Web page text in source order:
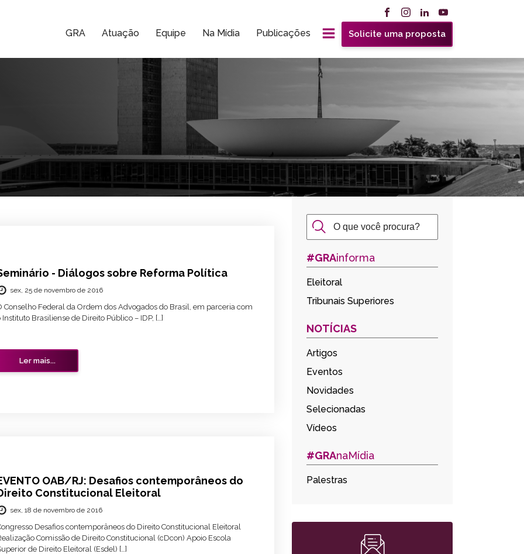
GRA Atuação Equipe Na Mídia Publicações Solicite uma proposta
- Diálogos sobre Reforma Política
sex, 25 de novembro de 2016
Conselho Federal da Ordem dos Advogados do Brasil, em parceria com
Instituto Brasiliense de Direito Público – IDP, […]
Ler mais...
OAB/RJ: Desafios contemporâneos do
Constitucional Eleitoral
sex, 18 de novembro de 2016
Desafios contemporâneos do Direito Constitucional Eleitoral
Comissão de Direito Constitucional (cDcon) Apoio Escola
de Direito Eleitoral (Esdel) […]
#GRAinforma
Eleitoral
Tribunais Superiores
NOTÍCIAS
Artigos
Eventos
Novidades
Selecionadas
Vídeos
#GRAnaMídia
Palestras